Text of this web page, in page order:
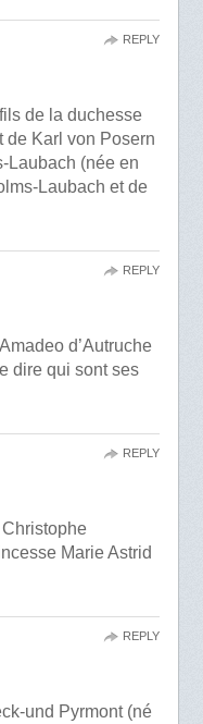
de la duchesse
de Karl von Posern
Laubach (née en
Laubach et de
REPLY
d’Autruche
dire qui sont ses
REPLY
Marie Astrid
REPLY
und Pyrmont (né
REPLY